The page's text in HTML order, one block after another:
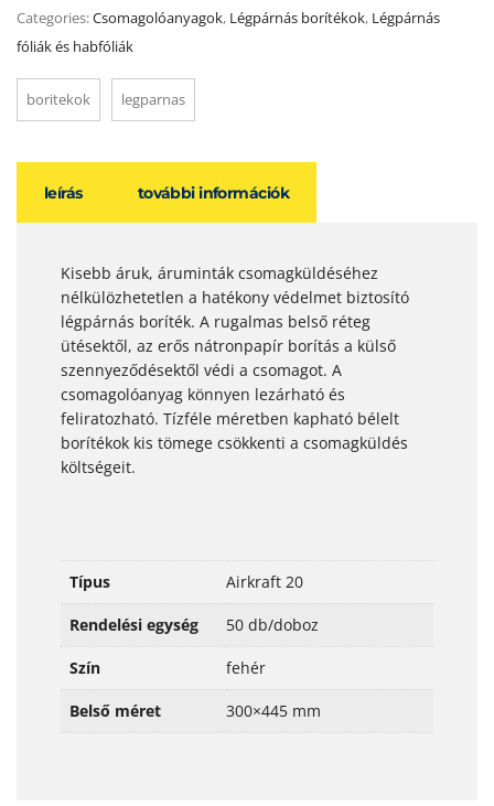
Categories:Csomagolóanyagok, Légpárnás borítékok, Légpárnás
fóliák és habfóliák
boritekok legparnas
leírás további információk
Kisebb áruk, áruminták csomagküldéséhez
nélkülözhetetlen a hatékony védelmet biztosító
légpárnás boríték. A rugalmas belső réteg
ütésektől, az erős nátronpapír borítás a külső
szennyeződésektől védi a csomagot. A
csomagolóanyag könnyen lezárható és
feliratozható. Tízféle méretben kapható bélelt
borítékok kis tömege csökkenti a csomagküldés
költségeit.
Típus Airkraft 20
Rendelési egység 50 db/doboz
Szín fehér
Belső méret 300×445 mm